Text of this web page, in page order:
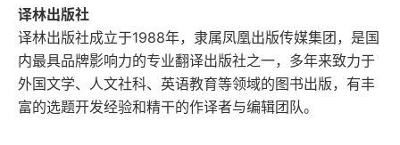
观测者的作用
量子炒作
术语表
理，也就是成对的量，例如位置 - 动量，时间 - 能
量，不可能同时准确测量，他们的乘积大于等于约
化普朗克常数。另外，囊括除引力外其他三种基本
作用力（电磁力、弱核力、强核力，强核力和弱核
译林出版社
译林出版社成立于1988年，隶属凤凰出版传媒集团，是国
内最具品牌影响力的专业翻译出版社之一，多年来致力于
外国文学、人文社科、英语教育等领域的图书出版，有丰
富的选题开发经验和精干的作译者与编辑团队。